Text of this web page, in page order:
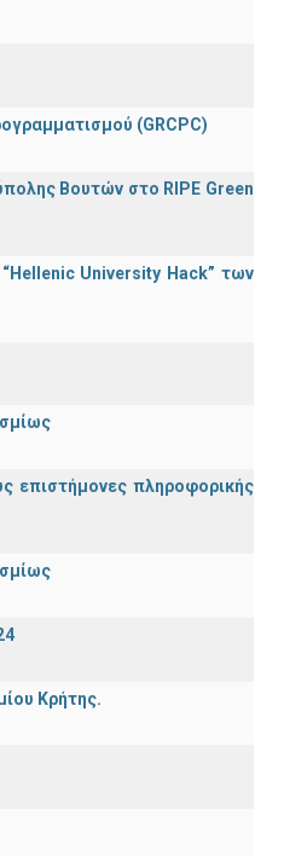
(GRCPC)
Βουτών στο RIPE Green
University Hack” των
επιστήμονες πληροφορικής
Κρήτης.